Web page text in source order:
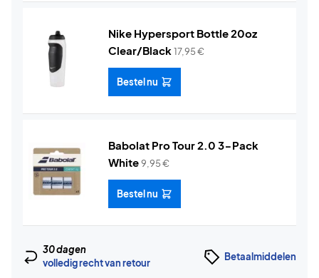
Nike Hypersport Bottle 20oz
Clear/Black17,95€
Bestel nu
Babolat Pro Tour 2.0 3-Pack
White9,95€
Bestel nu
30 dagen
volledig recht van retour
Betaalmiddelen